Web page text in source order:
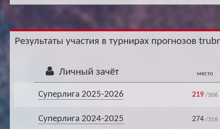
Результаты участия в турнирах прогнозов
Личный зачёт место
Суперлига 2025-2026 219 /306
Суперлига 2024-2025 274 /316